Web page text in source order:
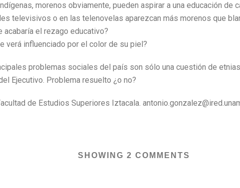
morenos obviamente, pueden aspirar a una educación de
televisivos o en las telenovelas aparezcan más morenos que
acabaría el rezago educativo?
verá influenciado por el color de su piel?
problemas sociales del país son sólo una cuestión de
Ejecutivo. Problema resuelto ¿o no?
de Estudios Superiores Iztacala.
SHOWING 2 COMMENTS